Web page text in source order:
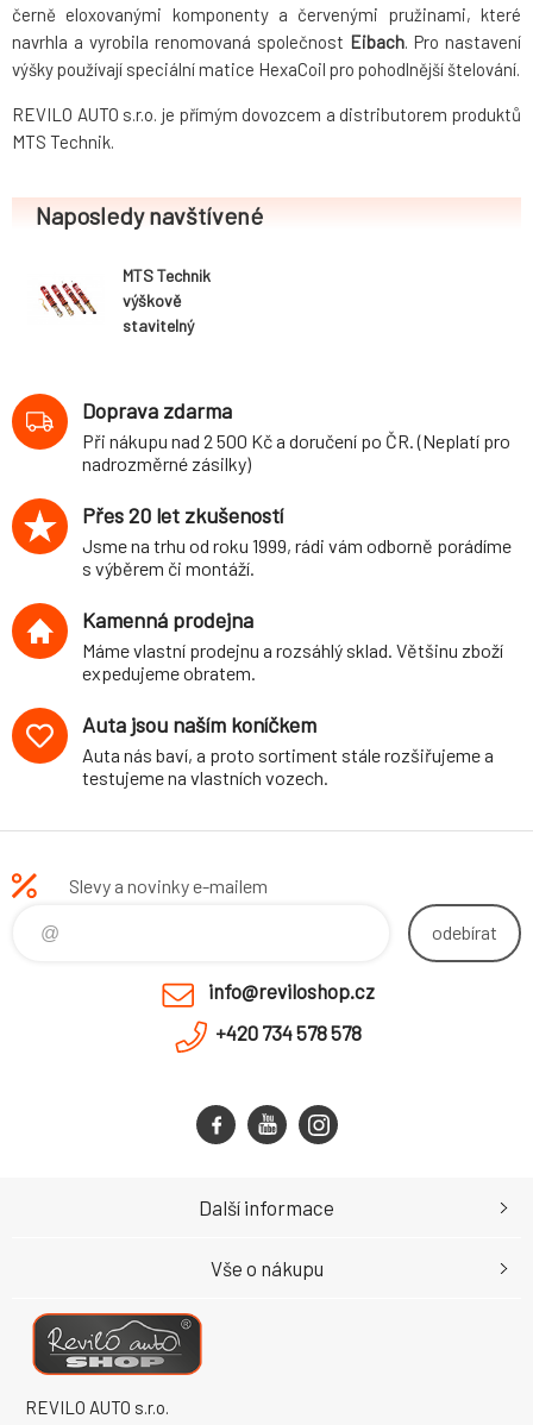
černě eloxovanými komponenty a červenými pružinami, které
navrhla a vyrobila renomovaná společnost Eibach. Pro nastavení
výšky používají speciální matice HexaCoil pro pohodlnější štelování.
REVILO AUTO s.r.o. je přímým dovozcem a distributorem produktů
MTS Technik.
Naposledy navštívené
MTS Technik
výškově
stavitelný
VW Polo (typ 6N,
10.94-10.99)
Doprava zdarma
Při nákupu nad 2 500 Kč a doručení po ČR. (Neplatí pro
nadrozměrné zásilky)
Přes 20 let zkušeností
Jsme na trhu od roku 1999, rádi vám odborně porádíme
s výběrem či montáží.
Kamenná prodejna
Máme vlastní prodejnu a rozsáhlý sklad. Většinu zboží
expedujeme obratem.
Auta jsou naším koníčkem
Auta nás baví, a proto sortiment stále rozšiřujeme a
testujeme na vlastních vozech.
Slevy a novinky e-mailem
odebírat
info@reviloshop.cz
+420 734 578 578
REVILO AUTO s.r.o.
Další informace
Vše o nákupu